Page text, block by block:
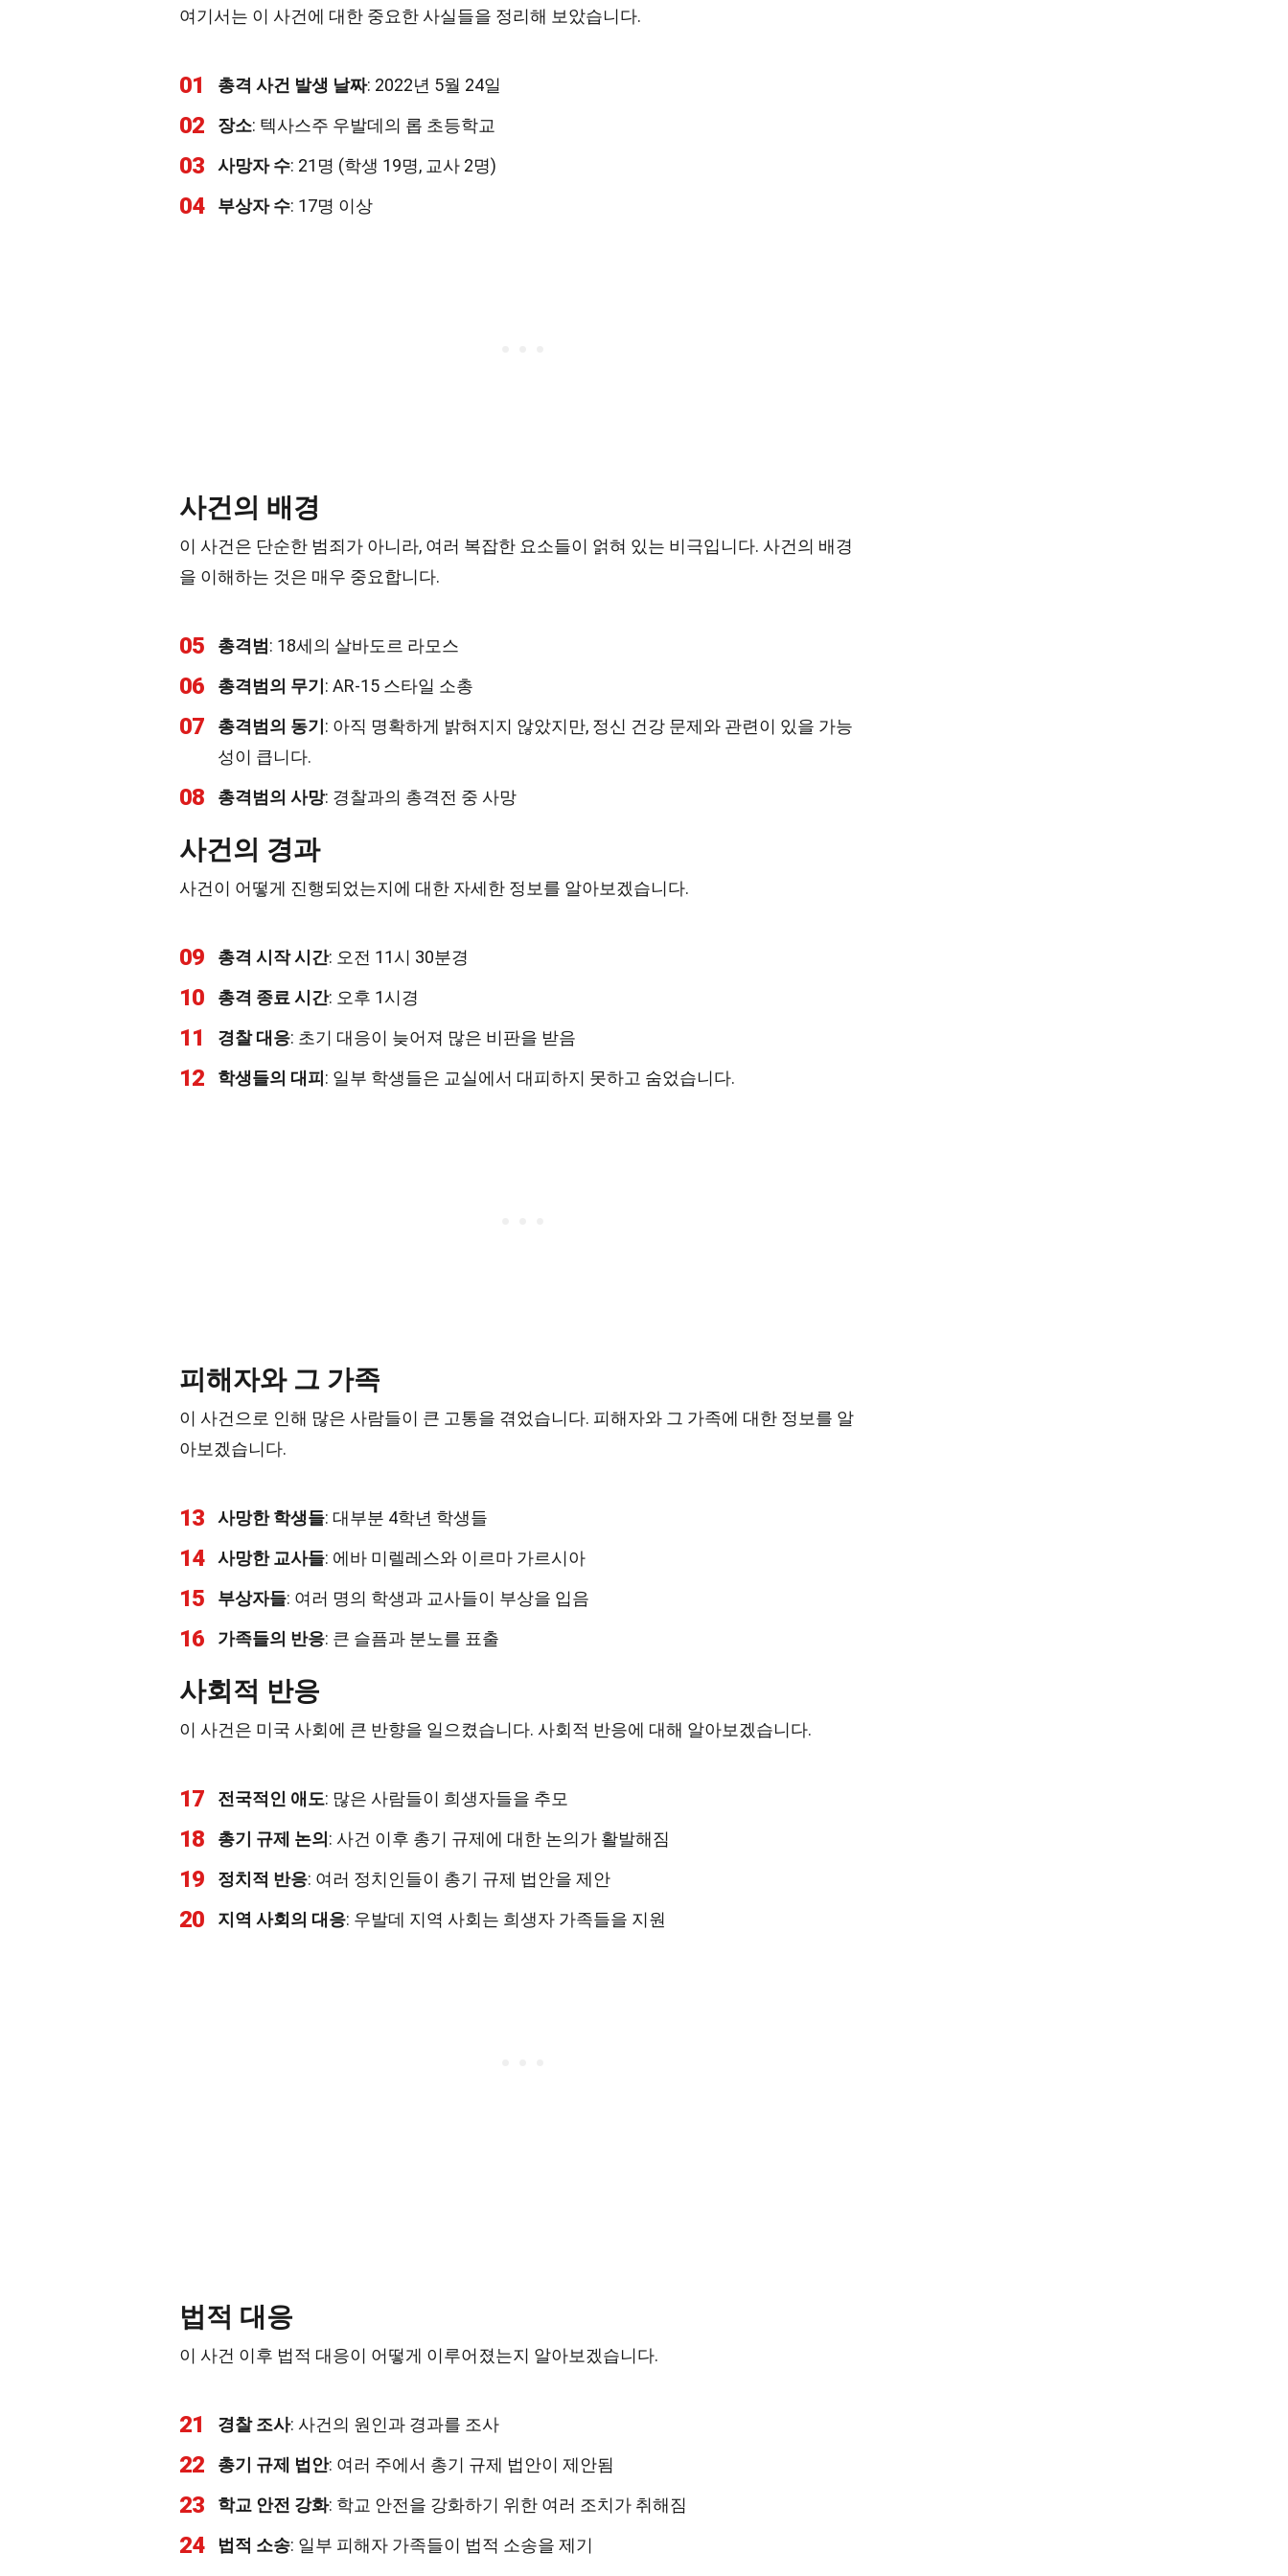
여기서는 이 사건에 대한 중요한 사실들을 정리해 보았습니다.
01 총격 사건 발생 날짜: 2022년 5월 24일
02 장소: 텍사스주 우발데의 롭 초등학교
03 사망자 수: 21명 (학생 19명, 교사 2명)
04 부상자 수: 17명 이상
사건의 배경
이 사건은 단순한 범죄가 아니라, 여러 복잡한 요소들이 얽혀 있는 비극입니다. 사건의 배경
을 이해하는 것은 매우 중요합니다.
05 총격범 : 18세의 살바도르 라모스
06 총격범의 무기 : AR-15 스타일 소총
07 총격범의 동기 : 아직 명확하게 밝혀지지 않았지만, 정신 건강 문제와 관련이 있을 가능
성이 큽니다.
08 총격범의 사망: 경찰과의 총격전 중 사망
사건의 경과
사건이 어떻게 진행되었는지에 대한 자세한 정보를 알아보겠습니다.
09 총격 시작 시간: 오전 11시 30분경
10 총격 종료 시간: 오후 1시경
11 경찰 대응: 초기 대응이 늦어져 많은 비판을 받음
12 학생들의 대피 : 일부 학생들은 교실에서 대피하지 못하고 숨었습니다.
피해자와 그 가족
이 사건으로 인해 많은 사람들이 큰 고통을 겪었습니다. 피해자와 그 가족에 대한 정보를 알
아보겠습니다.
13 사망한 학생들: 대부분 4학년 학생들
14 사망한 교사들: 에바 미렐레스와 이르마 가르시아
15 부상자들: 여러 명의 학생과 교사들이 부상을 입음
16 가족들의 반응: 큰 슬픔과 분노를 표출
사회적 반응
이 사건은 미국 사회에 큰 반향을 일으켰습니다. 사회적 반응에 대해 알아보겠습니다.
17 전국적인 애도: 많은 사람들이 희생자들을 추모
18 총기 규제 논의 : 사건 이후 총기 규제에 대한 논의가 활발해짐
19 정치적 반응: 여러 정치인들이 총기 규제 법안을 제안
20 지역 사회의 대응: 우발데 지역 사회는 희생자 가족들을 지원
법적 대응
이 사건 이후 법적 대응이 어떻게 이루어졌는지 알아보겠습니다.
21 경찰 조사: 사건의 원인과 경과를 조사
22 총기 규제 법안: 여러 주에서 총기 규제 법안이 제안됨
23 학교 안전 강화: 학교 안전을 강화하기 위한 여러 조치가 취해짐
24 법적 소송: 일부 피해자 가족들이 법적 소송을 제기